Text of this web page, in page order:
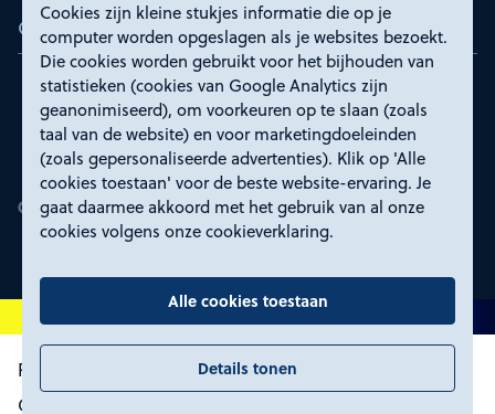
Cookies zijn kleine stukjes informatie die op je
computer worden opgeslagen als je websites bezoekt.
Die cookies worden gebruikt voor het bijhouden van
statistieken (cookies van Google Analytics zijn
geanonimiseerd), om voorkeuren op te slaan (zoals
taal van de website) en voor marketingdoeleinden
(zoals gepersonaliseerde advertenties). Klik op 'Alle
cookies toestaan' voor de beste website-ervaring. Je
gaat daarmee akkoord met het gebruik van al onze
cookies volgens onze cookieverklaring.
Alle cookies toestaan
Details tonen
Certificeringen
Proclaimer en toegankelijkheid
Privacyverklaring
Certificeringen